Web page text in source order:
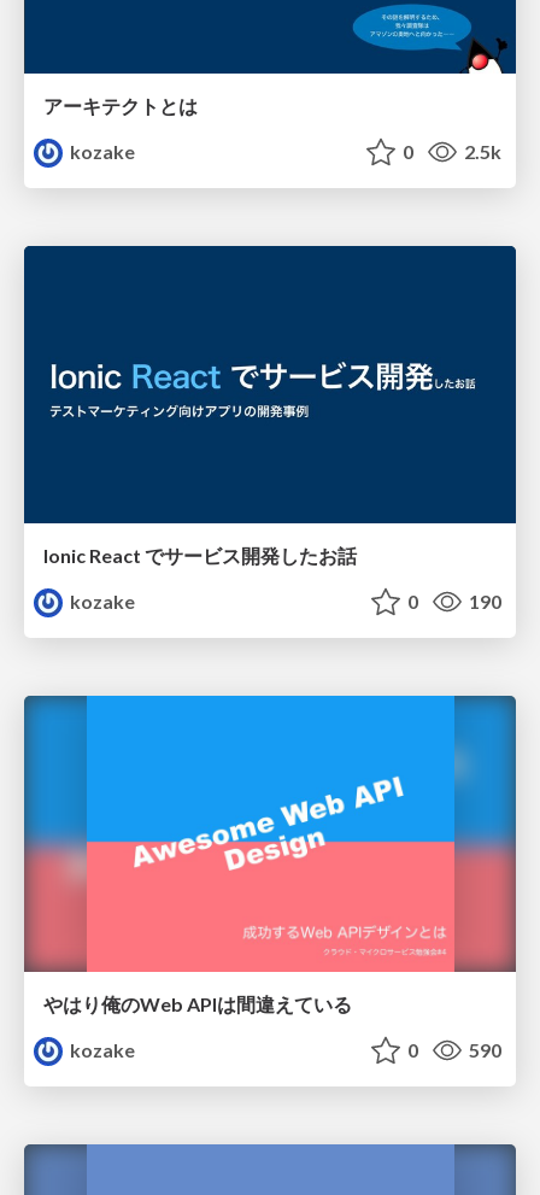
アーキテクトとは
kozake
0 2.5k
Ionic React でサービス開発したお話
kozake
0 190
やはり俺のWeb APIは間違えている
kozake
0 590